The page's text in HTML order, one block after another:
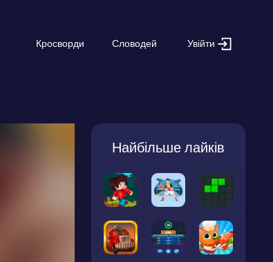
Кросворди Словодей Увійти
Найбільше лайків